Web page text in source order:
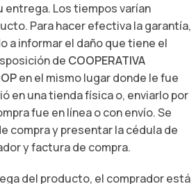
entrega. Los tiempos varían
Para hacer efectiva la garantía,
a informar el daño que tiene el
de COOPERATIVA
en el mismo lugar donde le fue
en una tienda física o, enviarlo por
fue en línea o con envío. Se
compra y presentar la cédula de
y factura de compra.
del producto, el comprador está